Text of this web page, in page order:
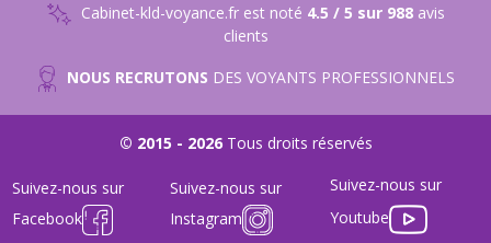
Cabinet-kld-voyance.fr est noté 4.5 / 5 sur 988avis
clients
NOUS RECRUTONS DES VOYANTS PROFESSIONNELS
© 2015 - 2026Tous droits réservés
Suivez-nous sur
Facebook
Suivez-nous sur
Instagram
Suivez-nous sur
Youtube